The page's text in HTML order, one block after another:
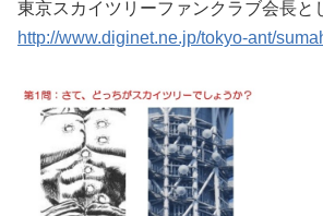
東京スカイツリーファンクラブ会長と
http://www.diginet.ne.jp/tokyo-ant/